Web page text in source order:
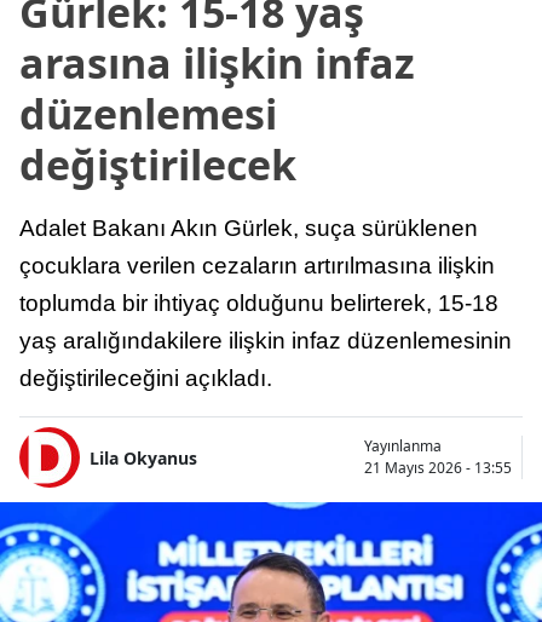
Gürlek: 15-18 yaş
arasına ilişkin infaz
düzenlemesi
değiştirilecek
Adalet Bakanı Akın Gürlek, suça sürüklenen
çocuklara verilen cezaların artırılmasına ilişkin
toplumda bir ihtiyaç olduğunu belirterek, 15-18
yaş aralığındakilere ilişkin infaz düzenlemesinin
değiştirileceğini açıkladı.
Lila Okyanus
Yayınlanma
21 Mayıs 2026 - 13:55